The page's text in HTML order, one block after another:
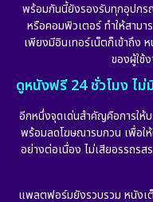
พร้อมกันนี้ยังรองรับทุกอุปกร
หรือคอมพิวเตอร์ ทำให้สามา
เพียงมีอินเทอร์เน็ตก็เข้าถึง
ของผู้ใช้
ดูหนังฟรี 24 ชั่วโมง ไ
อีกหนึ่งจุดเด่นสำคัญคือการให้
พร้อมลดโฆษณารบกวน เพื่อใ
อย่างต่อเนื่อง ไม่เสียอรรถรส
แพลตฟอร์มยังรวบรวม หนังเ